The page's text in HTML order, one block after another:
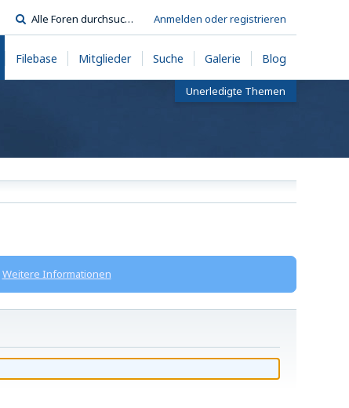
Anmelden oder registrieren
Unerledigte Themen
Filebase Mitglieder Suche Galerie Blog
Weitere Informationen